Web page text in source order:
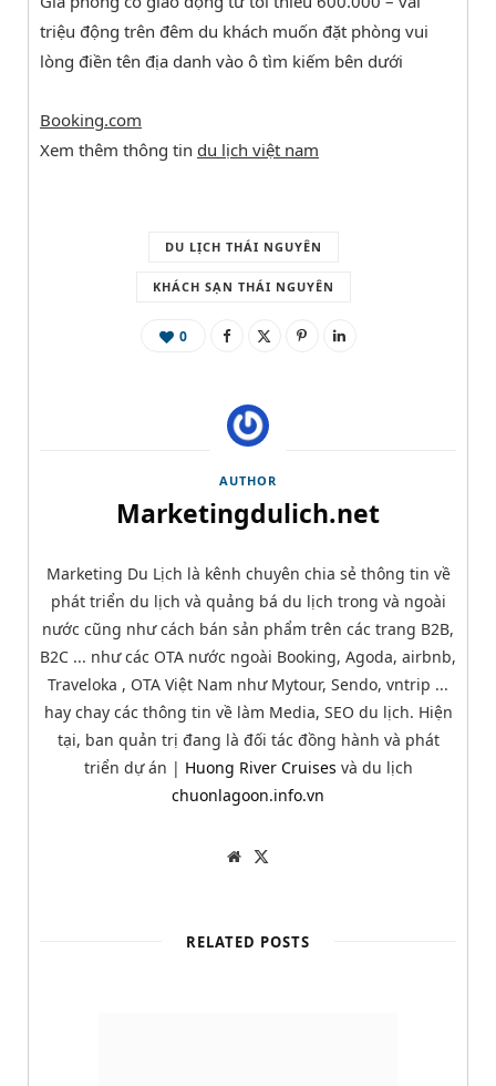
triệu động trên đêm du khách muốn đặt phòng vui
lòng điền tên địa danh vào ô tìm kiếm bên dưới
Booking.com
Xem thêm thông tin du lịch việt nam
DU LỊCH THÁI NGUYÊN
KHÁCH SẠN THÁI NGUYÊN
0
AUTHOR
Marketingdulich.net
Marketing Du Lịch là kênh chuyên chia sẻ thông tin về
phát triển du lịch và quảng bá du lịch trong và ngoài
nước cũng như cách bán sản phẩm trên các trang B2B,
B2C ... như các OTA nước ngoài Booking, Agoda, airbnb,
Traveloka , OTA Việt Nam như Mytour, Sendo, vntrip ...
hay chay các thông tin về làm Media, SEO du lịch. Hiện
tại, ban quản trị đang là đối tác đồng hành và phát
triển dự án | Huong River Cruises và du lịch
chuonlagoon.info.vn
W
t
e
e
r
RELATED POSTS